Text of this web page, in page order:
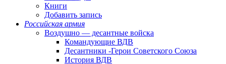
Книги
Добавить запись
Российская армия
Воздушно — десантные войска
Командующие ВДВ
Десантники -Герои Советского Союза
История ВДВ